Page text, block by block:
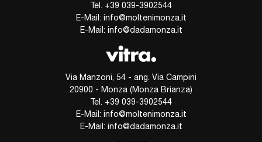
Tel. +39 039-3902544
E-Mail: info@moltenimonza.it
E-Mail: info@dadamonza.it
Via Manzoni, 54 - ang. Via Campini
20900 - Monza (Monza Brianza)
Tel. +39 039-3902544
E-Mail: info@moltenimonza.it
E-Mail: info@dadamonza.it